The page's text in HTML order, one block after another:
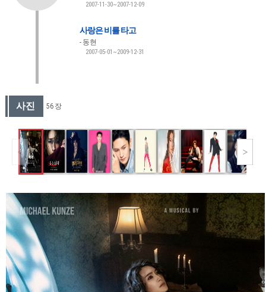
2007-11-30~2007-12-09
사랑은 비를 타고
동현
2007-05-01~2009-12-31
사진 56 장